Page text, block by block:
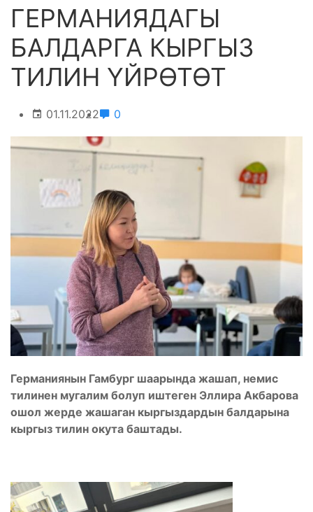
ГЕРМАНИЯДАГЫ
БАЛДАРГА КЫРГЫЗ
ТИЛИН ҮЙРӨТӨТ
01.11.2022 0
Германиянын Гамбург шаарында жашап, немис
тилинен мугалим болуп иштеген Эллира Акбарова
ошол жерде жашаган кыргыздардын балдарына
кыргыз тилин окута баштады.